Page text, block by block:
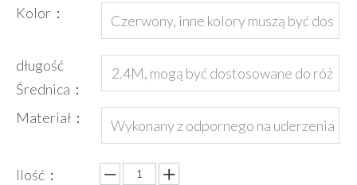
Kolor：
Czerwony, inne kolory muszą być dos
długość
Średnica：
2.4M, mogą być dostosowane do róż
Materiał：
Wykonany z odpornego na uderzenia
Ilość：